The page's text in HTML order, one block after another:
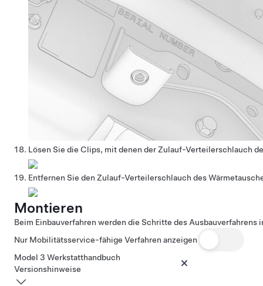
Lösen Sie die Clips, mit denen der Zulauf-Verteilerschlauch
Entfernen Sie den Zulauf-Verteilerschlauch des
Montieren
Beim Einbauverfahren werden die Schritte des
Nur Mobilitätsservice-fähige Verfahren anzeigen
Model 3 Werkstatthandbuch
Versionshinweise